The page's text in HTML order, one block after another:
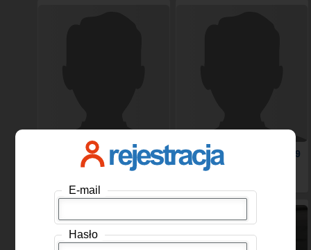
Orzeszko, Mężczyzna, 54
Radekstil
, Mężczyzna, 39
lat
E-mail
Hasło